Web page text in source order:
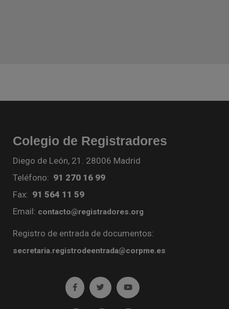
Colegio de Registradores
Diego de León, 21. 28006 Madrid
Teléfono: 91 270 16 99
Fax: 91 564 11 59
Email: contacto@registradores.org
Registro de entrada de documentos:
secretaria.registrodeentrada@corpme.es
Ir a facebook (abre en ventana nueva)
Ir a twitter (abre en ventana nueva)
Ir a YouTube (abre en